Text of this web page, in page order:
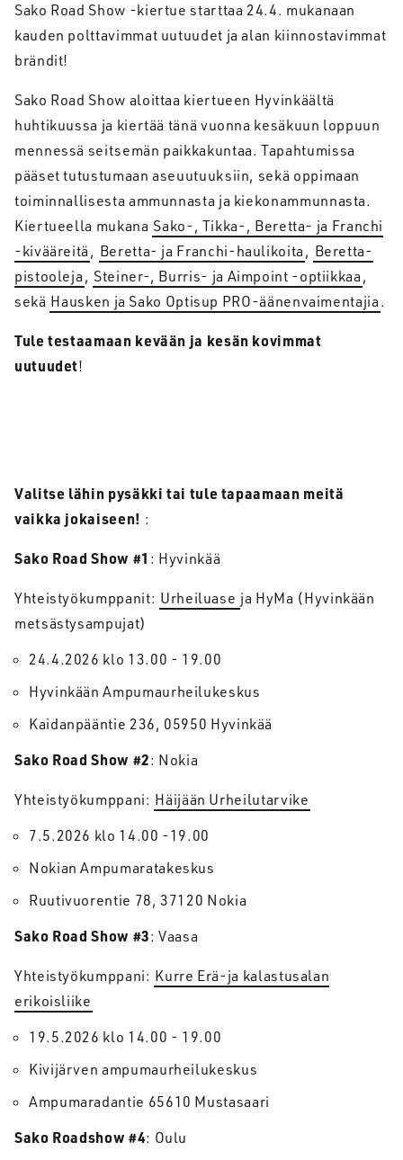
Sako Road Show -kiertue starttaa 24.4. mukanaan
kauden polttavimmat uutuudet ja alan kiinnostavimmat
brändit!
Sako Road Show aloittaa kiertueen Hyvinkäältä
huhtikuussa ja kiertää tänä vuonna kesäkuun loppuun
mennessä seitsemän paikkakuntaa. Tapahtumissa
pääset tutustumaan aseuutuuksiin, sekä oppimaan
toiminnallisesta ammunnasta ja kiekonammunnasta.
Kiertueella mukana Sako-, Tikka-, Beretta- ja Franchi
-kivääreitä , Beretta- ja Franchi-haulikoita , Beretta-
pistooleja , Steiner-, Burris- ja Aimpoint -optiikkaa ,
sekä Hausken ja Sako Optisup PRO-äänenvaimentajia .
Tule testaamaan kevään ja kesän kovimmat
uutuudet!
Valitse lähin pysäkki tai tule tapaamaan meitä
vaikka jokaiseen! :
Sako Road Show #1 : Hyvinkää
Yhteistyökumppanit: Urheiluase ja HyMa (Hyvinkään
metsästysampujat)
24.4.2026 klo 13.00 - 19.00
Hyvinkään Ampumaurheilukeskus
Kaidanpääntie 236, 05950 Hyvinkää
Sako Road Show #2: Nokia
Yhteistyökumppani: Häijään Urheilutarvike
7.5.2026 klo 14.00 -19.00
Nokian Ampumaratakeskus
Ruutivuorentie 78, 37120 Nokia
Sako Road Show #3: Vaasa
Yhteistyökumppani: Kurre Erä-ja kalastusalan
erikoisliike
19.5.2026 klo 14.00 - 19.00
Kivijärven ampumaurheilukeskus
Ampumaradantie 65610 Mustasaari
Sako Roadshow #4: Oulu